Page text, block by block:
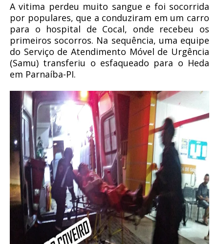
A vitima perdeu muito sangue e foi socorrida
por populares, que a conduziram em um carro
para o hospital de Cocal, onde recebeu os
primeiros socorros. Na sequência, uma equipe
do Serviço de Atendimento Móvel de Urgência
(Samu) transferiu o esfaqueado para o Heda
em Parnaíba-PI.